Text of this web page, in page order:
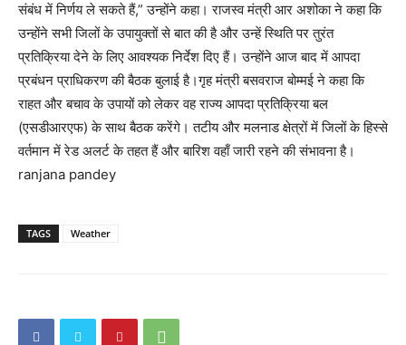
संबंध में निर्णय ले सकते हैं,” उन्होंने कहा। राजस्व मंत्री आर अशोका ने कहा कि
उन्होंने सभी जिलों के उपायुक्तों से बात की है और उन्हें स्थिति पर तुरंत
प्रतिक्रिया देने के लिए आवश्यक निर्देश दिए हैं। उन्होंने आज बाद में आपदा
प्रबंधन प्राधिकरण की बैठक बुलाई है।गृह मंत्री बसवराज बोम्मई ने कहा कि
राहत और बचाव के उपायों को लेकर वह राज्य आपदा प्रतिक्रिया बल
(एसडीआरएफ) के साथ बैठक करेंगे। तटीय और मलनाड क्षेत्रों में जिलों के हिस्से
वर्तमान में रेड अलर्ट के तहत हैं और बारिश वहाँ जारी रहने की संभावना है।
ranjana pandey
TAGS Weather